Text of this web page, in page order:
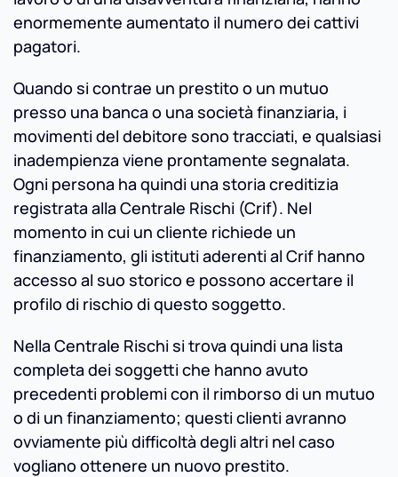
enormemente aumentato il numero dei cattivi
pagatori.
Quando si contrae un prestito o un mutuo
presso una banca o una società finanziaria, i
movimenti del debitore sono tracciati, e qualsiasi
inadempienza viene prontamente segnalata.
Ogni persona ha quindi una storia creditizia
registrata alla Centrale Rischi (Crif). Nel
momento in cui un cliente richiede un
finanziamento, gli istituti aderenti al Crif hanno
accesso al suo storico e possono accertare il
profilo di rischio di questo soggetto.
Nella Centrale Rischi si trova quindi una lista
completa dei soggetti che hanno avuto
precedenti problemi con il rimborso di un mutuo
o di un finanziamento; questi clienti avranno
ovviamente più difficoltà degli altri nel caso
vogliano ottenere un nuovo prestito.